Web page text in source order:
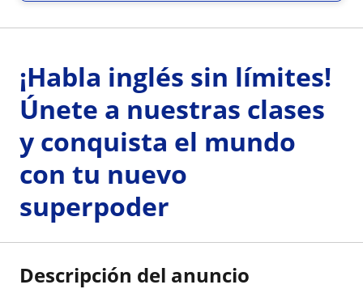
¡Habla inglés sin límites!
Únete a nuestras clases
y conquista el mundo
con tu nuevo
superpoder
Descripción del anuncio